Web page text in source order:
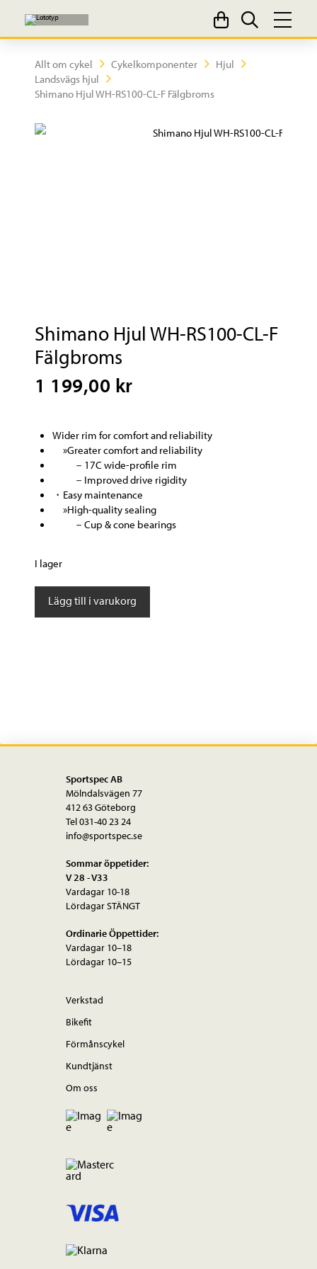
Allt om cykel Cykelkomponenter
Hjul
Landsvägs hjul
Shimano Hjul WH-RS100-CL-F Fälgbroms
Shimano Hjul WH-RS100-CL-F
Fälgbroms
1 199,00 kr
Wider rim for comfort and reliability
»Greater comfort and reliability
－17C wide-profile rim
－Improved drive rigidity
・Easy maintenance
»High-quality sealing
－Cup & cone bearings
I lager
Shimano
Lägg till i varukorg
Sportspec AB
Mölndalsvägen 77
412 63 Göteborg
Tel 031-40 23 24
info@sportspec.se
Sommar öppetider:
V 28 - V33
Vardagar 10-18
Lördagar STÄNGT
Ordinarie Öppettider:
Vardagar 10–18
Lördagar 10–15
Verkstad
Bikefit
Förmånscykel
Kundtjänst
Om oss